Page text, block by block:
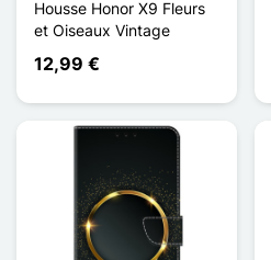
Housse Honor X9 Fleurs
et Oiseaux Vintage
12,99 €